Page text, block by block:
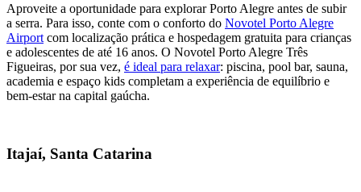
Aproveite a oportunidade para explorar Porto Alegre antes de subir
a serra. Para isso, conte com o conforto do Novotel Porto Alegre
Airport com localização prática e hospedagem gratuita para crianças
e adolescentes de até 16 anos. O Novotel Porto Alegre Três
Figueiras, por sua vez, é ideal para relaxar: piscina, pool bar, sauna,
academia e espaço kids completam a experiência de equilíbrio e
bem-estar na capital gaúcha.
Itajaí, Santa Catarina